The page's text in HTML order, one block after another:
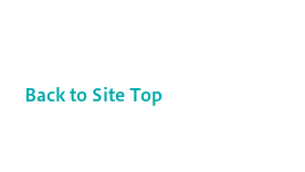
Back to Site Top